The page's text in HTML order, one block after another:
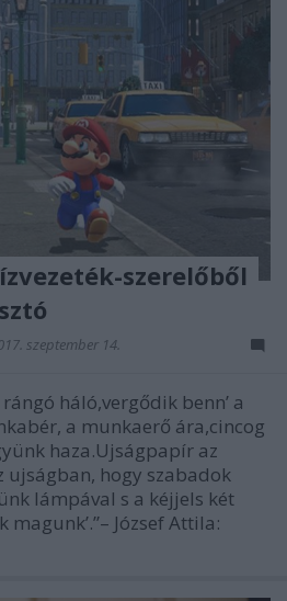
szerelőből
szeptember 14.
háló,vergődik benn’ a
a munkaerő ára,cincog
haza.Ujságpapír az
ujságban, hogy szabadok
lámpával s a kéjjels két
József Attila: